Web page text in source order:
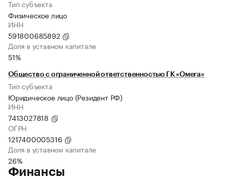
Тип субъекта
Физическое лицо
ИНН
591800685892
Доля в уставном капитале
51%
Общество с ограниченной ответственностью ГК «Омега»
Тип субъекта
Юридическое лицо (Резидент РФ)
ИНН
7413027818
ОГРН
1217400005316
Доля в уставном капитале
26%
Финансы